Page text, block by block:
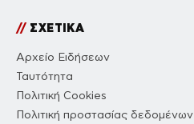
//ΣΧΕΤΙΚΑ
Αρχείο Ειδήσεων
Ταυτότητα
Πολιτική Cookies
Πολιτική προστασίας δεδομένων